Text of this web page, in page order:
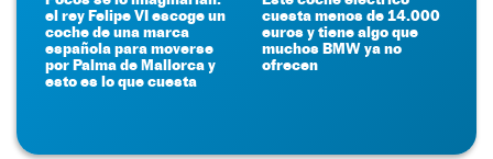
el rey Felipe VI escoge un
coche de una marca
española para moverse
por Palma de Mallorca y
esto es lo que cuesta
cuesta menos de 14.000
euros y tiene algo que
muchos BMW ya no
ofrecen